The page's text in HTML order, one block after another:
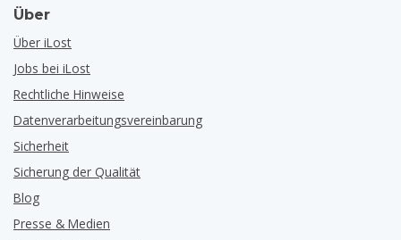
Über
Über iLost
Jobs bei iLost
Rechtliche Hinweise
Datenverarbeitungsvereinbarung
Sicherheit
Sicherung der Qualität
Blog
Presse & Medien